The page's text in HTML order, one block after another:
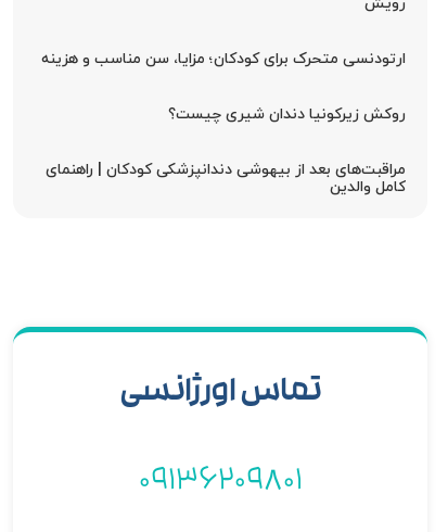
رویش
ارتودنسی متحرک برای کودکان؛ مزایا، سن مناسب و هزینه
روکش زیرکونیا دندان شیری چیست؟
مراقبت‌های بعد از بیهوشی دندانپزشکی کودکان | راهنمای
کامل والدین
تماس اورژانسی
09136209801